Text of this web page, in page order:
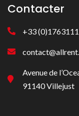
Contacter
+33
Avenue de
91140 Villejust